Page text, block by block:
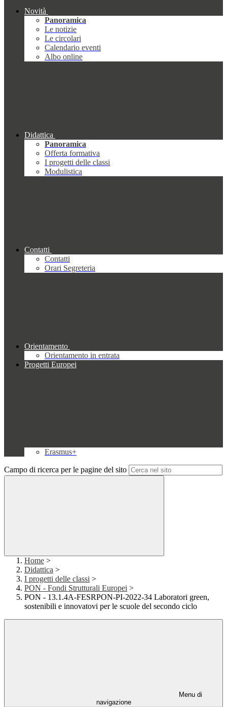
Novità
Panoramica
Le notizie
Le circolari
Calendario eventi
Albo online
Didattica
Panoramica
Offerta formativa
I progetti delle classi
Modulistica
Contatti
Contatti
Orari Segreteria
Orientamento
Orientamento in entrata
Progetti Europei
Erasmus+
Campo di ricerca per le pagine del sito
Home >
Didattica >
I progetti delle classi >
PON - Fondi Strutturali Europei >
PON - 13.1.4A-FESRPON-PI-2022-34 Laboratori green,
sostenibili e innovatovi per le scuole del secondo ciclo
Menu di
navigazione